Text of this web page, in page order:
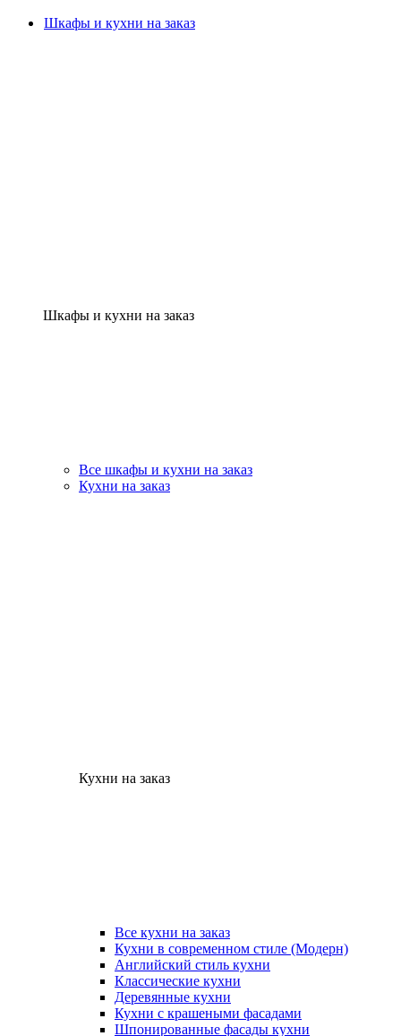
Шкафы и кухни на заказ
Шкафы и кухни на заказ
Все шкафы и кухни на заказ
Кухни на заказ
Кухни на заказ
Все кухни на заказ
Кухни в современном стиле (Модерн)
Английский стиль кухни
Классические кухни
Деревянные кухни
Кухни с крашеными фасадами
Шпонированные фасады кухни